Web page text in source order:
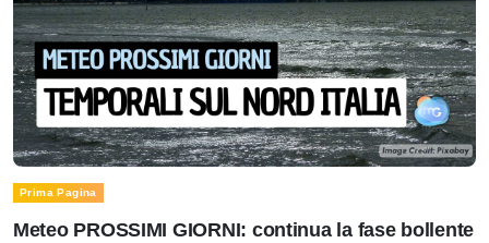
Prima Pagina
Meteo PROSSIMI GIORNI: continua la fase bollente